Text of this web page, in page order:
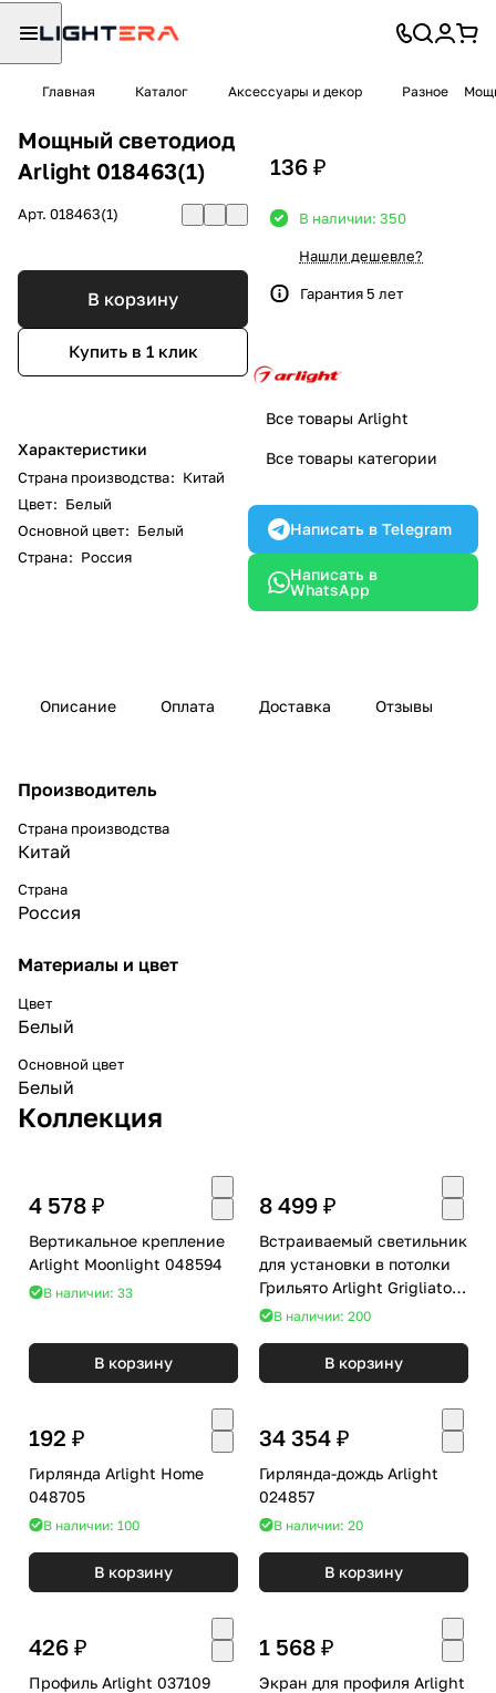
Главная Каталог Аксессуары и декор Разное
Мощный светодиод
Arlight 018463(1)
Арт. 018463(1)
В корзину
Купить в 1 клик
Характеристики
Страна производства: Китай
Цвет: Белый
Основной цвет: Белый
Страна: Россия
136 ₽
В наличии: 350
Нашли дешевле?
Гарантия 5 лет
Все товары Arlight
Все товары категории
Написать в Telegram
Написать в
WhatsApp
Описание Оплата Доставка Отзывы
Производитель
Страна производства
Китай
Страна
Россия
Материалы и цвет
Цвет
Белый
Основной цвет
Белый
Коллекция
4 578 ₽
Вертикальное крепление
Arlight Moonlight 048594
В наличии: 33
В корзину
8 499 ₽
Встраиваемый светильник
для установки в потолки
Грильято Arlight Grigliato
047681
В наличии: 200
В корзину
192 ₽
Гирлянда Arlight Home
048705
В наличии: 100
В корзину
34 354 ₽
Гирлянда-дождь Arlight
024857
В наличии: 20
В корзину
426 ₽
Профиль Arlight 037109
1 568 ₽
Экран для профиля Arlight